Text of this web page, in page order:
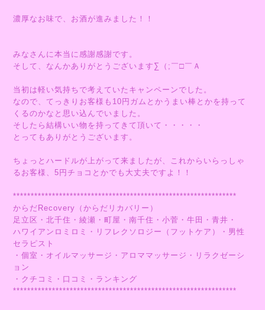
濃厚なお味で、お酒が進みました！！
みなさんに本当に感謝感謝です。
そして、なんかありがとうございます∑（;￣□￣Ａ
当初は軽い気持ちで考えていたキャンペーンでした。
なので、てっきりお客様も10円ガムとかうまい棒とかを持って
くるのかなと思い込んでいました。
そしたら結構いい物を持ってきて頂いて・・・・・
とってもありがとうございます。
ちょっとハードルが上がって来ましたが、これからいらっしゃ
るお客様、5円チョコとかでも大丈夫ですよ！！
***************************************************************
からだRecovery（からだリカバリー）
足立区・北千住・綾瀬・町屋・南千住・小菅・牛田・青井・
ハワイアンロミロミ・リフレクソロジー（フットケア）・男性
セラピスト
・個室・オイルマッサージ・アロママッサージ・リラクゼーシ
ョン
・クチコミ・口コミ・ランキング
***************************************************************